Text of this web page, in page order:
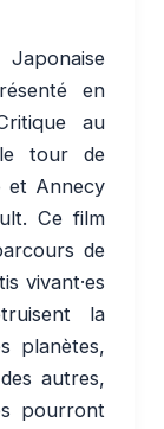
en
au
tour de
et Annecy
Ce film
de
vivant·es
la
planètes,
autres,
pourront